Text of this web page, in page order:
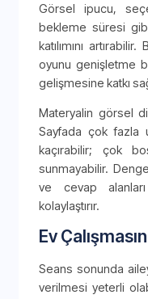
Görsel ipucu,
bekleme süresi
katılımını
oyunu genişletme
gelişmesine katkı
Materyalin görsel
Sayfada çok fazla
kaçırabilir; çok
sunmayabilir.
ve cevap
kolaylaştırır.
Ev
Seans sonunda
verilmesi yeterli